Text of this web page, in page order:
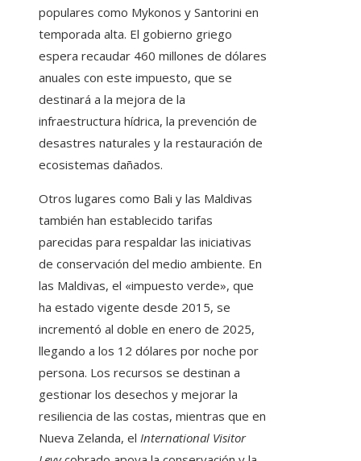
populares como Mykonos y Santorini en
temporada alta. El gobierno griego
espera recaudar 460 millones de dólares
anuales con este impuesto, que se
destinará a la mejora de la
infraestructura hídrica, la prevención de
desastres naturales y la restauración de
ecosistemas dañados.
Otros lugares como Bali y las Maldivas
también han establecido tarifas
parecidas para respaldar las iniciativas
de conservación del medio ambiente. En
las Maldivas, el «impuesto verde», que
ha estado vigente desde 2015, se
incrementó al doble en enero de 2025,
llegando a los 12 dólares por noche por
persona. Los recursos se destinan a
gestionar los desechos y mejorar la
resiliencia de las costas, mientras que en
Nueva Zelanda, el International Visitor